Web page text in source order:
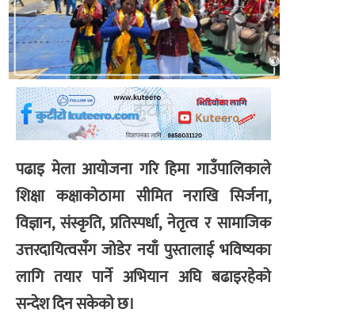
पढाइ मेला आयोजना गरि हिमा गाउँपालिकाले
शिक्षा कक्षाकोठामा सीमित नराखि सिर्जना,
विज्ञान, संस्कृति, प्रतिस्पर्धा, नेतृत्व र सामाजिक
उत्तरदायित्वसँग जोडेर नयाँ पुस्तालाई भविष्यका
लागि तयार पार्ने अभियान अघि बढाइरहेको
सन्देश दिन सकेको छ।